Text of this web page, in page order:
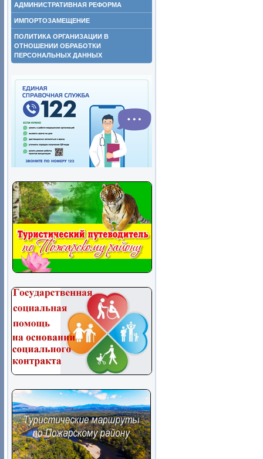
АДМИНИСТРАТИВНАЯ РЕФОРМА
ИМПОРТОЗАМЕЩЕНИЕ
ПОЛИТИКА ОРГАНИЗАЦИИ В
ОТНОШЕНИИ ОБРАБОТКИ
ПЕРСОНАЛЬНЫХ ДАННЫХ